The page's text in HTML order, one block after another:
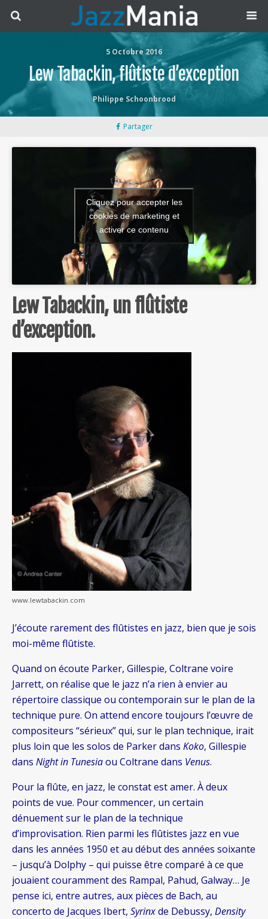
5 Octobre 2016
Lew Tabackin, flûtiste d’exception
Philippe Schoonbrood
Partager
Cliquez pour accepter les
cookies de marketing et
activer ce contenu
Lew Tabackin, un flûtiste
d’exception.
www.lewtabackin.com
J’écoute rarement des flûtistes en jazz, bien que je sois
moi-même flûtiste.
Quand on écoute Parker, Gillespie, Coltrane voire
Jarrett, on réalise que le jazz n’a rien à envier au
répertoire classique ou contemporain sur le plan de la
technique pure. On attend encore toujours l’œuvre de
compositeurs “sérieux” qui, sur le plan technique, irait
plus loin que les solos de Parker dans Koko, Gillespie
dans Night in Tunesiaou Coltrane dans Venus.
Pour la flûte, en jazz, le constat est amer. À deux
points de vue. Pour commencer, un certain
dénuement sur le plan de la technique
d’improvisation. Rien parmi les flûtistes jazz en vue
dans les années 1950 et au début des années soixante
– jusqu’à Dolphy – qui puisse être comparé à ce que
jouaient couramment des Rampal, Pahud, Galway… Je
pense ici, entre autres, aux pièces de Bach, au
concerto de Jacques Ibert, Syrinxde Debussy, Density